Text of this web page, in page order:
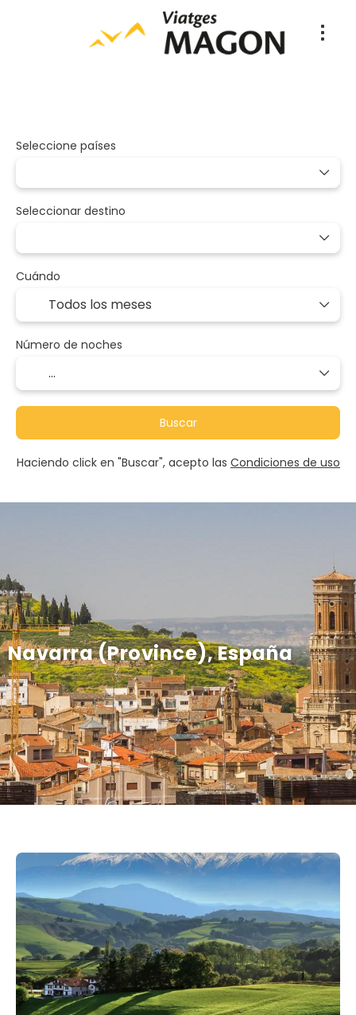
Navarra (Province), España
Seleccione países
Seleccionar destino
Cuándo
Número de noches
Buscar
Haciendo click en "Buscar", acepto las Condiciones de uso